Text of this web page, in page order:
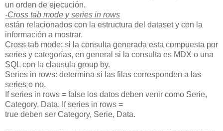
un orden de ejecución.
-Cross tab mode y series in rows
están relacionados con la estructura del dataset y con la
información a mostrar.
Cross tab mode: si la consulta generada esta compuesta por
series y categorías, en general si la consulta es MDX o una
SQL con la clausula group by.
Series in rows: determina si las filas corresponden a las
series o no.
If series in rows = false los datos deben venir como Serie,
Category, Data. If series in rows =
true deben ser Category, Serie, Data.